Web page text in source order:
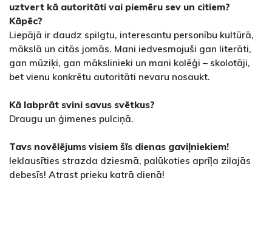
uztvert kā autoritāti vai piemēru sev un citiem?
Kāpēc?
Liepājā ir daudz spilgtu, interesantu personību kultūrā,
mākslā un citās jomās. Mani iedvesmojuši gan literāti,
gan mūziķi, gan mākslinieki un mani kolēģi – skolotāji,
bet vienu konkrētu autoritāti nevaru nosaukt.
Kā labprāt svini savus svētkus?
Draugu un ģimenes pulciņā.
Tavs novēlējums visiem šīs dienas gaviļniekiem!
Ieklausīties strazda dziesmā, palūkoties aprīļa zilajās
debesīs! Atrast prieku katrā dienā!